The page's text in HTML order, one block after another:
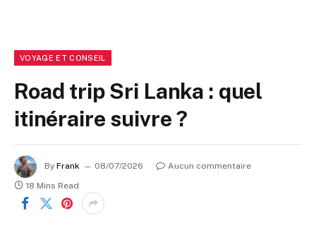
VOYAGE ET CONSEIL
Road trip Sri Lanka : quel
itinéraire suivre ?
By Frank 08/07/2026
Aucun commentaire
18 Mins Read